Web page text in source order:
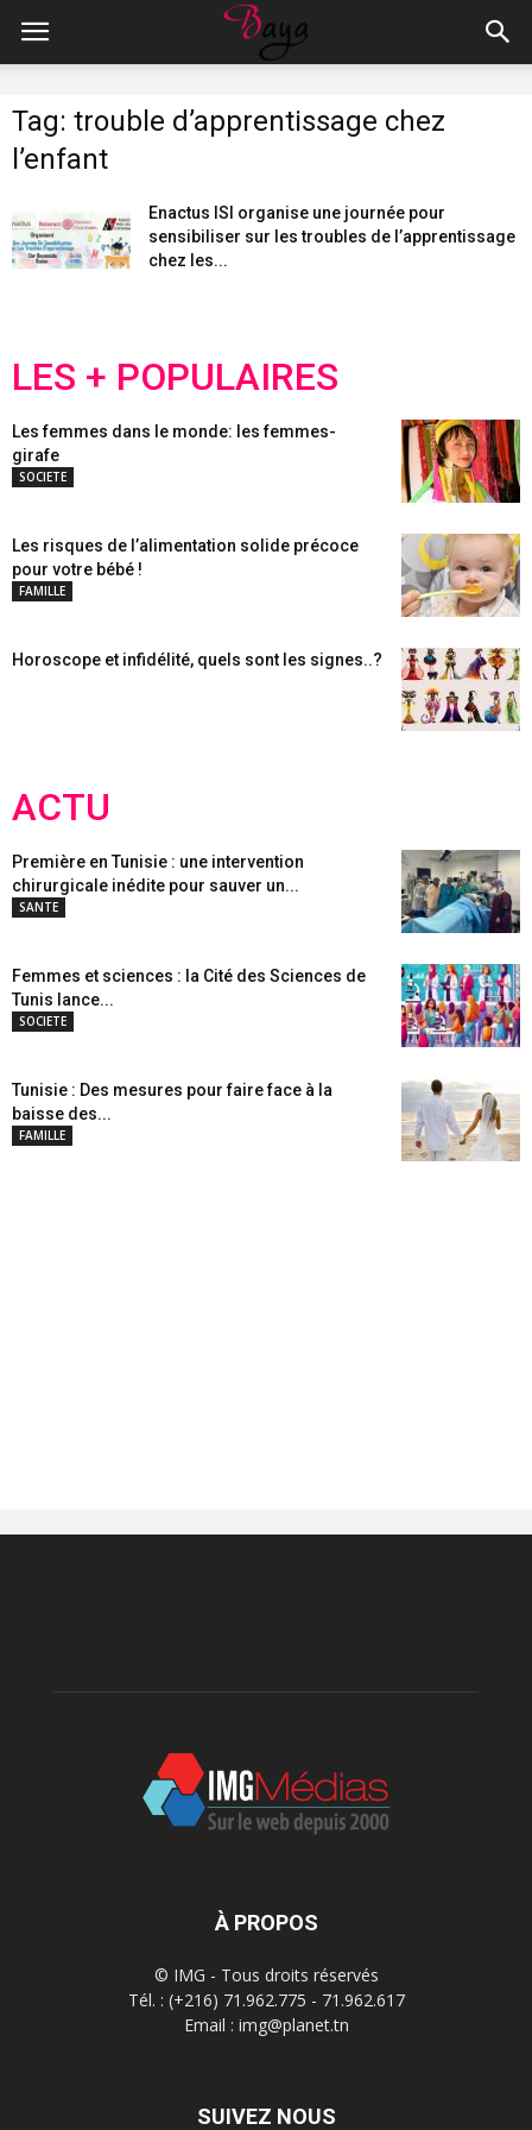
Tag: trouble d’apprentissage chez
l’enfant
Enactus ISI organise une journée pour
sensibiliser sur les troubles de l’apprentissage
chez les...
LES + POPULAIRES
Les femmes dans le monde: les femmes-
girafe
SOCIETE
Les risques de l’alimentation solide précoce
pour votre bébé !
FAMILLE
Horoscope et infidélité, quels sont les signes..?
ACTU
Première en Tunisie : une intervention
chirurgicale inédite pour sauver un...
SANTE
Femmes et sciences : la Cité des Sciences de
Tunis lance...
SOCIETE
Tunisie : Des mesures pour faire face à la
baisse des...
FAMILLE
À PROPOS
© IMG - Tous droits réservés
Tél. : (+216) 71.962.775 - 71.962.617
Email : img@planet.tn
SUIVEZ NOUS